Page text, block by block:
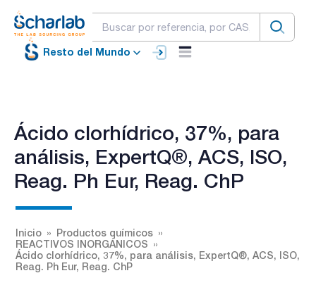
Resto del Mundo
Ácido clorhídrico, 37%, para
análisis, ExpertQ®, ACS, ISO,
Reag. Ph Eur, Reag. ChP
Inicio
Productos químicos
REACTIVOS INORGÁNICOS
Ácido clorhídrico, 37%, para análisis, ExpertQ®, ACS, ISO,
Reag. Ph Eur, Reag. ChP